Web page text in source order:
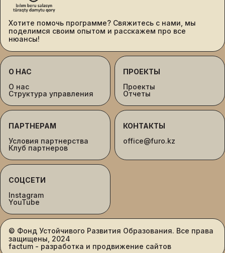
Хотите помочь программе? Свяжитесь с нами, мы
поделимся своим опытом и расскажем про все
нюансы!
О НАС
О нас
Структура управления
ПРОЕКТЫ
Проекты
Отчеты
ПАРТНЕРАМ
Условия партнерства
Клуб партнеров
© Фонд Устойчивого Развития Образования. Все права
защищены, 2024
factum - разработка и продвижение сайтов
КОНТАКТЫ
office@furo.kz
СОЦСЕТИ
Instagram
YouTube